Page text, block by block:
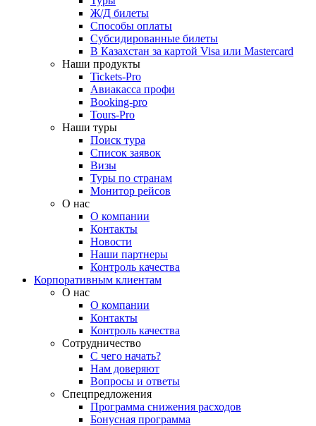
Ж/Д билеты
Способы оплаты
Субсидированные билеты
В Казахстан за картой Visa или Masterсard
Наши продукты
Tickets-Pro
Авиакасса профи
Booking-pro
Tours-Pro
Наши туры
Поиск тура
Список заявок
Визы
Туры по странам
Монитор рейсов
О нас
О компании
Контакты
Новости
Наши партнеры
Контроль качества
Корпоративным клиентам
О нас
О компании
Контакты
Контроль качества
Сотрудничество
С чего начать?
Нам доверяют
Вопросы и ответы
Спецпредложения
Программа снижения расходов
Бонусная программа